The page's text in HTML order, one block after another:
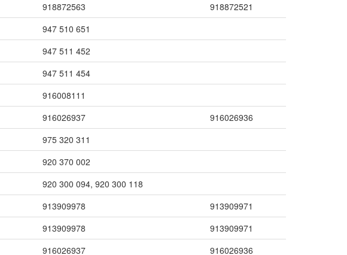
918872563
918872521
947 510 651
947 511 452
947 511 454
916008111
916026937
916026936
975 320 311
920 370 002
920 300 094, 920 300 118
913909978
913909971
913909978
913909971
916026937 916026936